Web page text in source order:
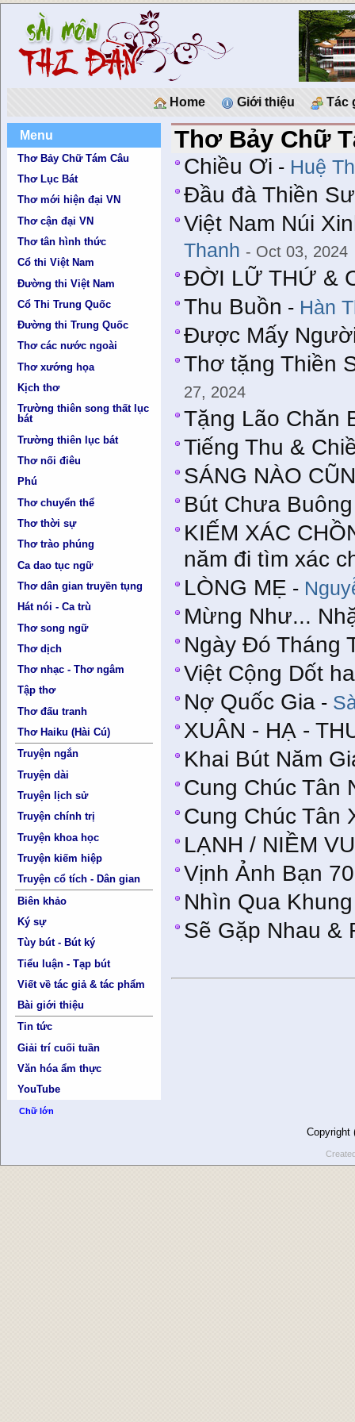
Home Giới thiệu Tác
Menu
Thơ Bảy Chữ Tám Câu
Thơ Lục Bát
Thơ mới hiện đại VN
Thơ cận đại VN
Thơ tân hình thức
Cổ thi Việt Nam
Đường thi Việt Nam
Cổ Thi Trung Quốc
Đường thi Trung Quốc
Thơ các nước ngoài
Thơ xướng họa
Kịch thơ
Trường thiên song thất lục
bát
Trường thiên lục bát
Thơ nối điêu
Phú
Thơ chuyển thể
Thơ thời sự
Thơ trào phúng
Ca dao tục ngữ
Thơ dân gian truyền tụng
Hát nói - Ca trù
Thơ song ngữ
Thơ dịch
Thơ nhạc - Thơ ngâm
Tập thơ
Thơ đấu tranh
Thơ Haiku (Hài Cú)
Truyện ngắn
Truyện dài
Truyện lịch sử
Truyện chính trị
Truyện khoa học
Truyện kiếm hiệp
Truyện cổ tích - Dân gian
Biên khảo
Ký sự
Tùy bút - Bút ký
Tiểu luận - Tạp bút
Viết về tác giả & tác phẩm
Bài giới thiệu
Tin tức
Giải trí cuối tuần
Văn hóa ẩm thực
YouTube
Chữ lớn
Thơ Bảy Chữ
Chiều Ơi - Huệ
Đầu đà Thiền
Việt Nam Núi
Thanh - Oct 03, 2024
ĐỜI LỮ THỨ &
Thu Buồn - Hàn
Được Mấy
Thơ tặng Thiền
27, 2024
Tặng Lão Chăn
Tiếng Thu &
SÁNG NÀO
Bút Chưa Buông
KIẾM XÁC
năm đi tìm xác
LÒNG MẸ -
Mừng Như...
Ngày Đó Tháng
Việt Cộng Dốt
Nợ Quốc Gia -
XUÂN - HẠ -
Khai Bút Năm
Cung Chúc Tân
Cung Chúc Tân
LẠNH / NIỀM
Vịnh Ảnh Bạn
Nhìn Qua
Sẽ Gặp Nhau &
Copyright